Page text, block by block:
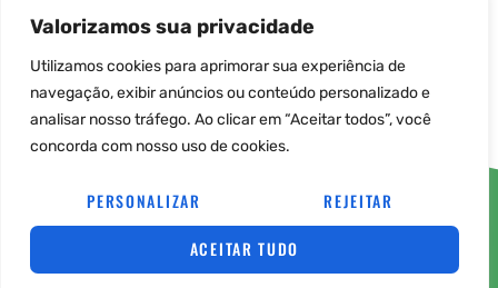
Valorizamos sua privacidade
Utilizamos cookies para aprimorar sua experiência de
navegação, exibir anúncios ou conteúdo personalizado e
analisar nosso tráfego. Ao clicar em “Aceitar todos”, você
concorda com nosso uso de cookies.
PERSONALIZAR REJEITAR
ACEITAR TUDO
(11) 95664-4480
sac@alkimiaprodutosnaturais.com.br
CRIAÇÃO DE SITES